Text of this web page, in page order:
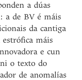
a dúas
a de BV é máis
da cantiga
máis
e cun
o texto do
de anomalías